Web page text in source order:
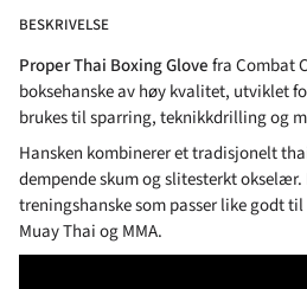
BESKRIVELSE
Proper Thai Boxing Glovefra Combat
boksehanske av høy kvalitet, utviklet
brukes til sparring, teknikkdrilling og
Hansken kombinerer et tradisjonelt
dempende skum og slitesterkt
treningshanske som passer like godt
Muay Thai og MMA.